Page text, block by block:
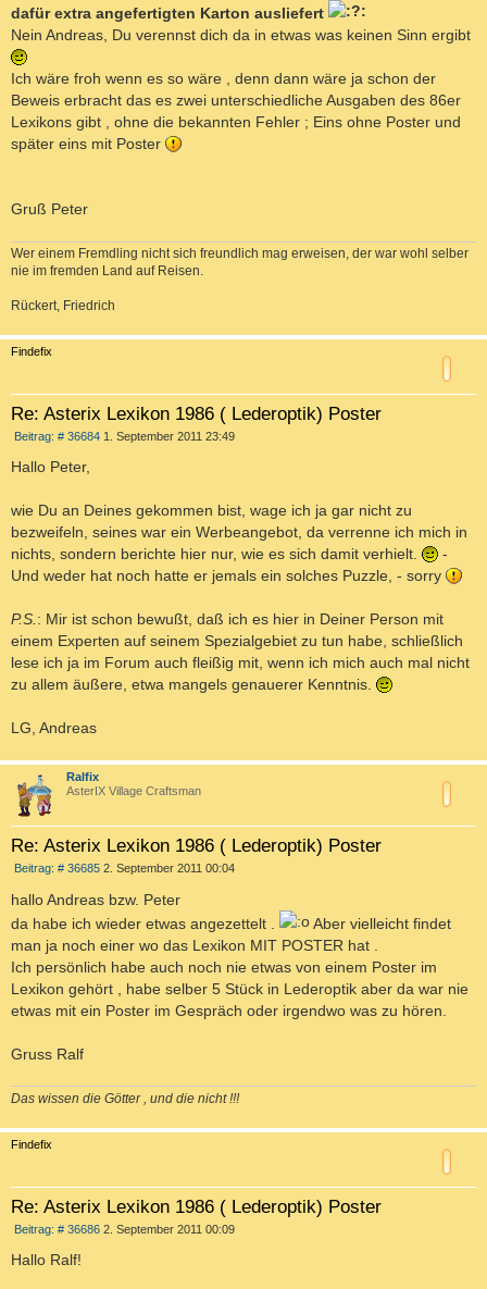
dafür extra angefertigten Karton ausliefert
Nein Andreas, Du verennst dich da in etwas was keinen Sinn ergibt
Ich wäre froh wenn es so wäre , denn dann wäre ja schon der
Beweis erbracht das es zwei unterschiedliche Ausgaben des 86er
Lexikons gibt , ohne die bekannten Fehler ; Eins ohne Poster und
später eins mit Poster
Gruß Peter
Wer einem Fremdling nicht sich freundlich mag erweisen, der war wohl selber
nie im fremden Land auf Reisen.
Rückert, Friedrich
a
Findefix
Re: Asterix Lexikon 1986 ( Lederoptik) Poster
Beitrag: # 36684B
a
g
1. September 2011 23:49
Hallo Peter,
wie Du an Deines gekommen bist, wage ich ja gar nicht zu
bezweifeln, seines war ein Werbeangebot, da verrenne ich mich in
nichts, sondern berichte hier nur, wie es sich damit verhielt.
-
Und weder hat noch hatte er jemals ein solches Puzzle, - sorry
P.S.: Mir ist schon bewußt, daß ich es hier in Deiner Person mit
einem Experten auf seinem Spezialgebiet zu tun habe, schließlich
lese ich ja im Forum auch fleißig mit, wenn ich mich auch mal nicht
zu allem äußere, etwa mangels genauerer Kenntnis.
LG, Andreas
a
Ralfix
AsterIX Village Craftsman
Re: Asterix Lexikon 1986 ( Lederoptik) Poster
Beitrag: # 36685B
i
r
g
2. September 2011 00:04
hallo Andreas bzw. Peter
da habe ich wieder etwas angezettelt .
Aber vielleicht findet
man ja noch einer wo das Lexikon MIT POSTER hat .
Ich persönlich habe auch noch nie etwas von einem Poster im
Lexikon gehört , habe selber 5 Stück in Lederoptik aber da war nie
etwas mit ein Poster im Gespräch oder irgendwo was zu hören.
Gruss Ralf
Das wissen die Götter , und die nicht !!!
a
Findefix
Re: Asterix Lexikon 1986 ( Lederoptik) Poster
Beitrag: # 36686B2. September 2011 00:09
Hallo Ralf!